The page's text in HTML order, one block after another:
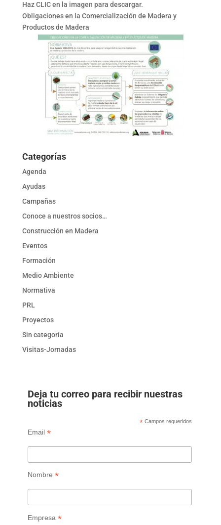
Haz CLIC en la imagen para descargar.
Obligaciones en la Comercialización de Madera y
Productos de Madera
Categorías
Agenda
Ayudas
Campañas
Conoce a nuestros socios…
Construcción en Madera
Eventos
Formación
Medio Ambiente
Normativa
PRL
Proyectos
Sin categoría
Visitas-Jornadas
Deja tu correo para recibir nuestras
noticias
* Campos requeridos
Email *
Nombre *
Empresa *